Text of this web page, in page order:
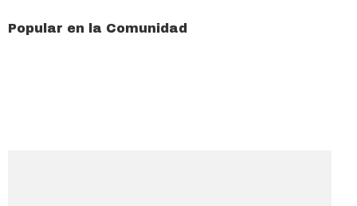
Popular en la Comunidad